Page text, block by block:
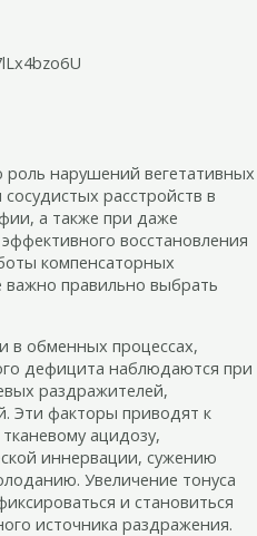
нарушений вегетативных
расстройств в
а также при даже
восстановления
компенсаторных
важно правильно выбрать
в обменных процессах,
дефицита наблюдаются при
раздражителей,
Эти факторы приводят к
ацидозу,
иннервации, сужению
Увеличение тонуса
и становиться
источника раздражения.